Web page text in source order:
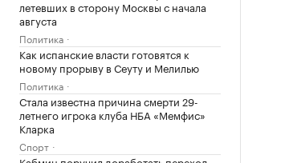
летевших в сторону Москвы с начала
августа
Политика
Как испанские власти готовятся к
новому прорыву в Сеуту и Мелилью
Политика
Стала известна причина смерти 29-
летнего игрока клуба НБА «Мемфис»
Кларка
Спорт